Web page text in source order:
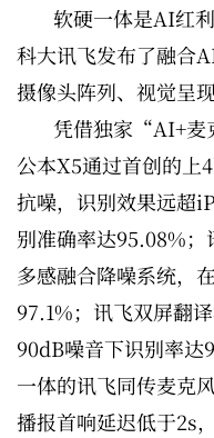
软硬一体是AI红
科大讯飞发布了融合
摄像头阵列、视觉呈
凭借独家“AI+麦
公本X5通过首创的上
抗噪，识别效果远超
别准确率达95.08%
多感融合降噪系统，
97.1%；讯飞双屏翻
90dB噪音下识别率
一体的讯飞同传麦克
播报首响延迟低于2s